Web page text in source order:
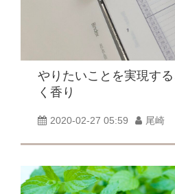
やりたいことを実現す
く香り
2020-02-27 05:59 尾崎